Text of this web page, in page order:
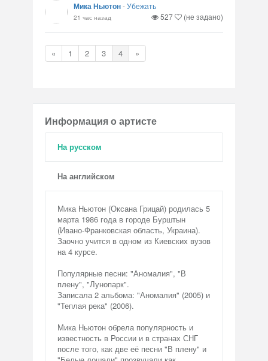
Мика Ньютон-Убежать
21 час назад 527 (не задано)
« 1 2 3 4 »
Информация о артисте
На русском
На английском
Мика Ньютон (Оксана Грицай) родилась 5
марта 1986 года в городе Бурштын
(Ивано-Франковская область, Украина).
Заочно учится в одном из Киевских вузов
на 4 курсе.
Популярные песни: "Аномалия", "В
плену", "Лунопарк".
Записала 2 альбома: "Аномалия" (2005) и
"Теплая река" (2006).
Мика Ньютон обрела популярность и
известность в России и в странах СНГ
после того, как две её песни "В плену" и